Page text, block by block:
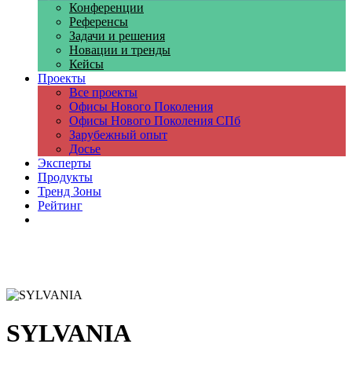
Конференции
Референсы
Задачи и решения
Новации и тренды
Кейсы
Проекты
Все проекты
Офисы Нового Поколения
Офисы Нового Поколения СПб
Зарубежный опыт
Досье
Эксперты
Продукты
Тренд Зоны
Рейтинг
SYLVANIA